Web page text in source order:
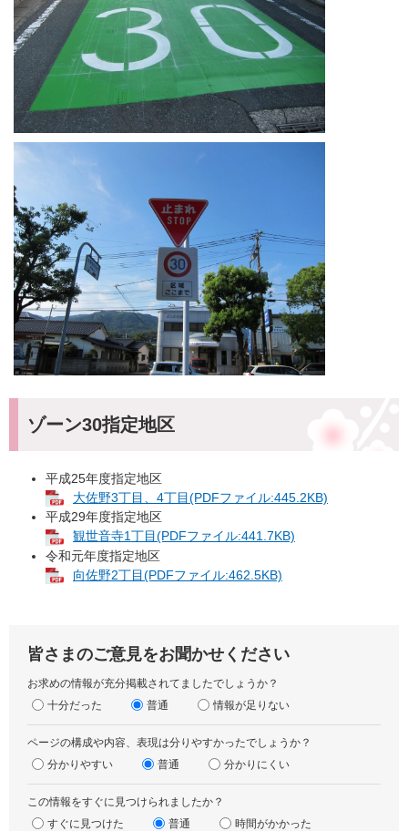
ゾーン30指定地区
平成25年度指定地区
大佐野3丁目、4丁目(PDFファイル:445.2KB)
平成29年度指定地区
観世音寺1丁目(PDFファイル:441.7KB)
令和元年度指定地区
向佐野2丁目(PDFファイル:462.5KB)
皆さまのご意見をお聞かせください
お求めの情報が充分掲載されてましたでしょうか？
十分だった
普通 情報が足りない
ページの構成や内容、表現は分りやすかったでしょうか？
分かりやすい
普通 分かりにくい
この情報をすぐに見つけられましたか？
すぐに見つけた
普通 時間がかかった